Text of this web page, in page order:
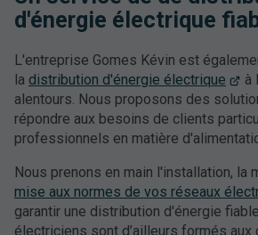
d'énergie électrique
L'entreprise Gomes Kévin est
la distribution d'énergie électrique
à
alentours. Nous proposons des
répondre aux besoins de clients
professionnels en matière
Nous prenons en main l'installation, la
mise aux normes de vos réseaux
garantir une distribution d'énergie
électriciens sont d’ailleurs formés aux